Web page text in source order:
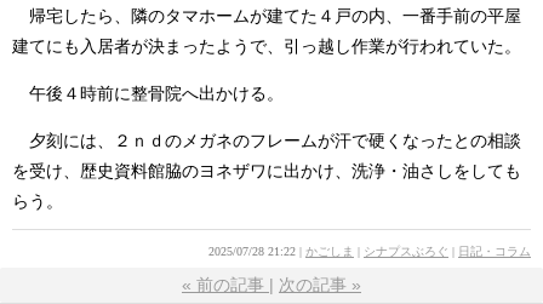
帰宅したら、隣のタマホームが建てた４戸の内、一番手前の平屋
建てにも入居者が決まったようで、引っ越し作業が行われていた。
午後４時前に整骨院へ出かける。
夕刻には、２ｎｄのメガネのフレームが汗で硬くなったとの相談
を受け、歴史資料館脇のヨネザワに出かけ、洗浄・油さしをしても
らう。
2025/07/28 21:22 かごしま シナプスぶろぐ 日記・コラム
« 前の記事 次の記事 »